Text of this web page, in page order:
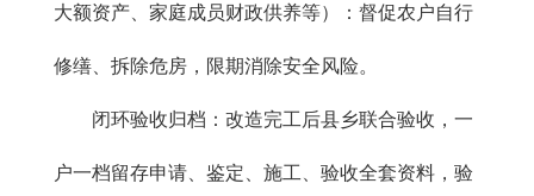
大额资产、家庭成员财政供养等）：督促农户自行
修缮、拆除危房，限期消除安全风险。
闭环验收归档：改造完工后县乡联合验收，一
户一档留存申请、鉴定、施工、验收全套资料，验